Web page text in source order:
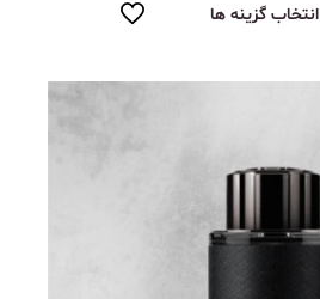
انتخاب گزینه ها